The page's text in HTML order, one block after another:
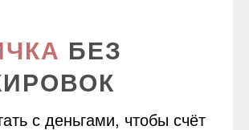
БЕЗ
с деньгами, чтобы счёт